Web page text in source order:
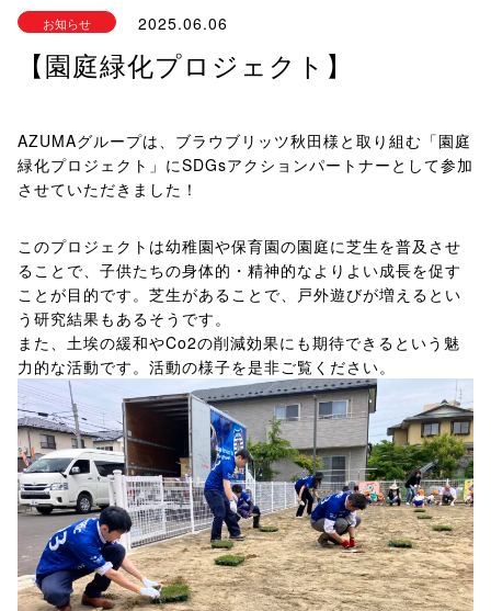
お知らせ 2025.06.06
【園庭緑化プロジェクト】
AZUMAグループは、ブラウブリッツ秋田様と取り組む「園庭
緑化プロジェクト」にSDGsアクションパートナーとして参加
させていただきました！
このプロジェクトは幼稚園や保育園の園庭に芝生を普及させ
ることで、子供たちの身体的・精神的なよりよい成長を促す
ことが目的です。芝生があることで、戸外遊びが増えるとい
う研究結果もあるそうです。
また、土埃の緩和やCo2の削減効果にも期待できるという魅
力的な活動です。活動の様子を是非ご覧ください。